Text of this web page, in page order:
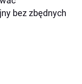
bez zbędnych